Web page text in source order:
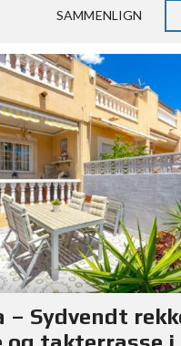
SAMMENLIGN
– Sydvendt